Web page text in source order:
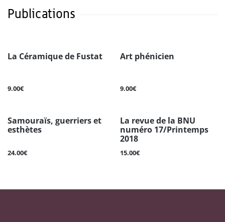
Publications
La Céramique de Fustat
9.00€
Art phénicien
9.00€
Samouraïs, guerriers et
esthètes
24.00€
La revue de la BNU
numéro 17/Printemps
2018
15.00€